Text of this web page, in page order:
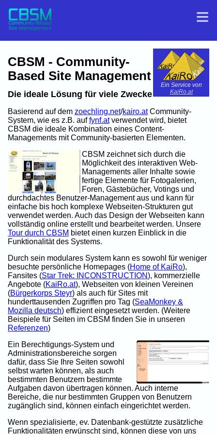
Ein Service von
KaiRo.at
CBSM - Community-
Based Site Management
Die ideale Lösung für viele Zwecke
Basierend auf dem zoechling.net/kairo.atCommunity-
System, wie es z.B. auffynf.atverwendet wird, bietet
CBSM die ideale Kombination eines Content-
Managements mit Community-basierten Elementen.
CBSM zeichnet sich durch die
Möglichkeit des interaktiven Web-
Managements aller Inhalte sowie
fertige Elemente für Fotogalerien,
Foren, Gästebücher, Votings und
durchdachtes Benutzer-Management aus und kann für
einfache bis hoch komplexe Webseiten-Strukturen gut
verwendet werden. Auch das Design der Webseiten kann
vollständig online erstellt und bearbeitet werden. Unsere
Tour durch CBSM bietet einen kurzen Einblick in die
Funktionalität des Systems.
Durch sein modulares System kann es sowohl für weniger
besuchte persönliche Homepages (Home of KaiRo),
Fansites (Star Trek: INCONSTRUCTION), kommerzielle
Angebote (KaiRo.at), Webseiten von kleinen Vereinen
(Bürgerkorps Steyr) als auch für Sites mit
hunderttausenden Zugriffen pro Tag (SeaMonkey &
Mozilla deutsch) effizient eingesetzt werden. (Weitere
Beispiele für Seiten im CBSM finden Sie in unseren
Referenzen)
Ein Berechtigungs-System und
Administrationsbereiche sorgen
dafür, dass Sie Ihre Seiten sowohl
selbst warten können, als auch
bestimmten Benutzern bestimmte
Aufgaben davon übertragen können. Auch interne
Bereiche, die nur bestimmten Gruppen von Benutzern
zugänglich sind, können einfach eingerichtet werden.
Wenn spezialisierte, ev. Datenbank-gestützte zusätzliche
Funktionalitäten erwünscht sind, können diese von uns